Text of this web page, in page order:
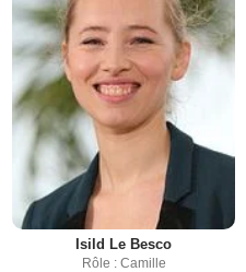
Isild Le Besco
Rôle : Camille